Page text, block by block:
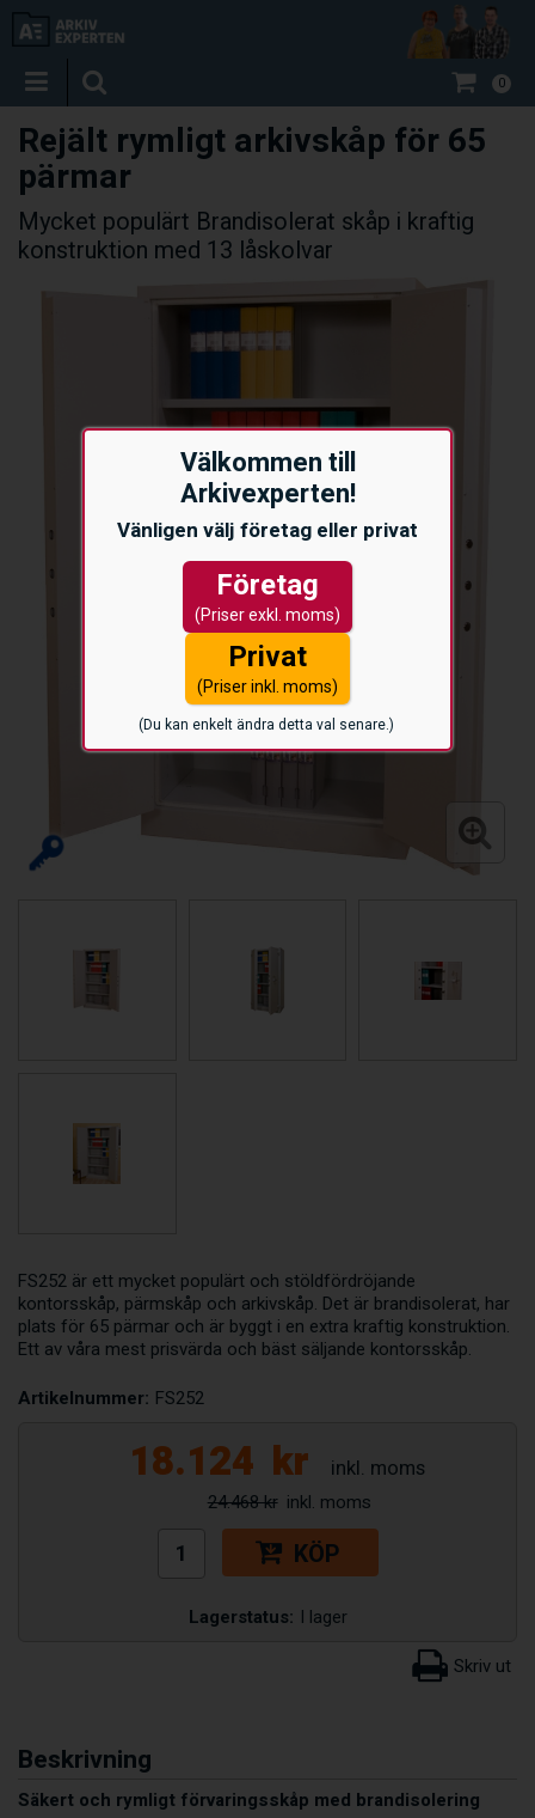
Välkommen till
Arkivexperten!
Vänligen välj företag eller privat
Företag
(Priser exkl. moms)
Privat
(Priser inkl. moms)
(Du kan enkelt ändra detta val senare.)
0
Rejält rymligt arkivskåp för 65
pärmar
Mycket populärt Brandisolerat skåp i kraftig
konstruktion med 13 låskolvar
FS252 är ett mycket populärt och stöldfördröjande
kontorsskåp, pärmskåp och arkivskåp. Det är brandisolerat, har
plats för 65 pärmar och är byggt i en extra kraftig konstruktion.
Ett av våra mest prisvärda och bäst säljande kontorsskåp.
Artikelnummer: FS252
18.124 kr
24.468 kr
KÖP
Lagerstatus: I lager
Beskrivning
Säkert och rymligt förvaringsskåp med brandisolering